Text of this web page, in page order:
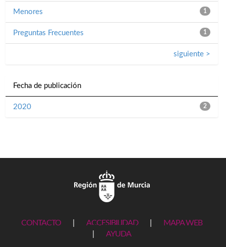
1
Menores
1
Preguntas Frecuentes
siguiente >
Fecha de publicación
2
2020
CONTACTO ACCESIBILIDAD
MAPA WEB
AYUDA